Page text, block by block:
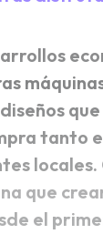
tanto
locales.
que
el